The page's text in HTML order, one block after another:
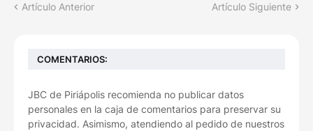
Artículo Anterior Artículo Siguiente
COMENTARIOS:
JBC de Piriápolis recomienda no publicar datos
personales en la caja de comentarios para preservar su
privacidad. Asimismo, atendiendo al pedido de nuestros